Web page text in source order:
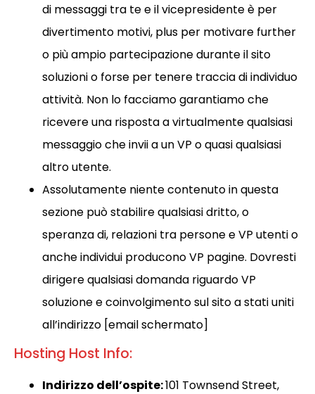
di messaggi tra te e il vicepresidente è per
divertimento motivi, plus per motivare further
o più ampio partecipazione durante il sito
soluzioni o forse per tenere traccia di individuo
attività. Non lo facciamo garantiamo che
ricevere una risposta a virtualmente qualsiasi
messaggio che invii a un VP o quasi qualsiasi
altro utente.
Assolutamente niente contenuto in questa
sezione può stabilire qualsiasi dritto, o
speranza di, relazioni tra persone e VP utenti o
anche individui producono VP pagine. Dovresti
dirigere qualsiasi domanda riguardo VP
soluzione e coinvolgimento sul sito a stati uniti
all’indirizzo [email schermato]
Hosting Host Info:
Indirizzo dell’ospite:101 Townsend Street,